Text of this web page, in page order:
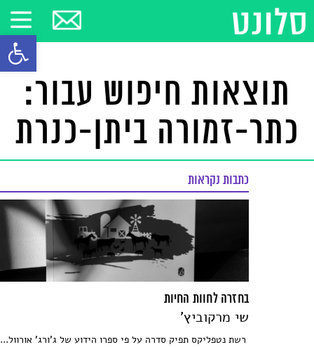
פתח
תוצאות חיפוש עבור:
כתר-זמורה ביתן-כנרת
כתבות נקראות
בחזרה לחוות החיות
שי מרקוביץ'
רשת נטפליקס תפיק סדרה על פי ספרו הידוע של ג'ורג' אורוול...